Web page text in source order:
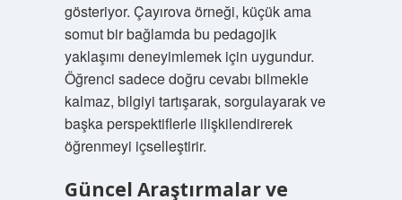
gösteriyor. Çayırova örneği, küçük ama
somut bir bağlamda bu pedagojik
yaklaşımı deneyimlemek için uygundur.
Öğrenci sadece doğru cevabı bilmekle
kalmaz, bilgiyi tartışarak, sorgulayarak ve
başka perspektiflerle ilişkilendirerek
öğrenmeyi içselleştirir.
Güncel Araştırmalar ve